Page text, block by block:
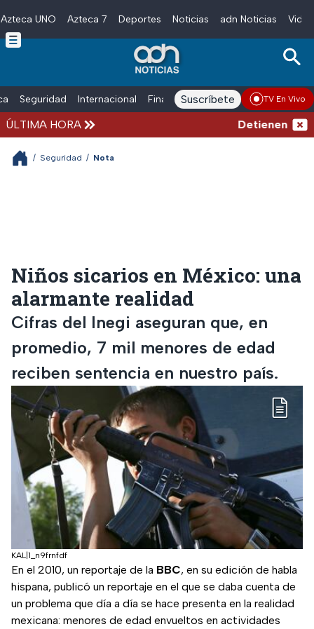
Skip to main content
Azteca UNO Azteca 7 Deportes Noticias adn Noticias
Seguridad Internacional Finanzas adn Noticias Radio
Suscríbete TV En Vivo
ÚLTIMA HORA Detienen al
/ Seguridad / Nota
Niños sicarios en México: una
alarmante realidad
Cifras del Inegi aseguran que, en
promedio, 7 mil menores de edad
reciben sentencia en nuestro país.
KAL|1_n9frnfdf
En el 2010, un reportaje de la BBC, en su edición de habla
hispana, publicó un reportaje en el que se daba cuenta de
un problema que día a día se hace presenta en la realidad
mexicana: menores de edad envueltos en actividades